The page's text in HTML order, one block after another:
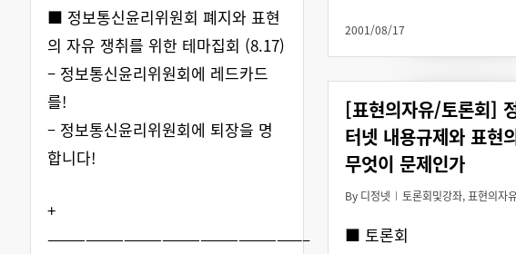
■ 정보통신윤리위원회 폐지와 표현
의 자유 쟁취를 위한 테마집회 (8.17)
– 정보통신윤리위원회에 레드카드
를!
– 정보통신윤리위원회에 퇴장을 명
합니다!
+
————————————————————–
2001/08/17
[표현의자유/토론회]
터넷 내용규제와 표현
무엇이 문제인가
By 디정넷 토론회및강좌, 표현의자
■ 토론회